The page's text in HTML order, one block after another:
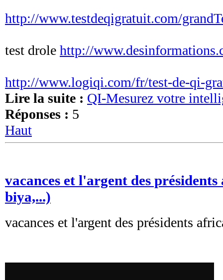
http://www.testdeqigratuit.com/
test drole http://
http://www.logiqi.com/fr/test-de-qi-
Lire la suite : QI-Mesurez votre
Réponses : 5
Haut
vacances et l'argent des
biya,...)
vacances et l'argent des présidents